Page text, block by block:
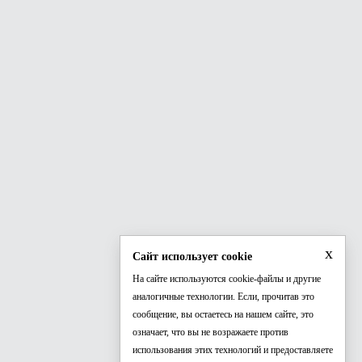
x
Сайт использует cookie
На сайте используются cookie-файлы и другие
аналогичные технологии. Если, прочитав это
сообщение, вы остаетесь на нашем сайте, это
означает, что вы не возражаете против
использования этих технологий и предоставляете